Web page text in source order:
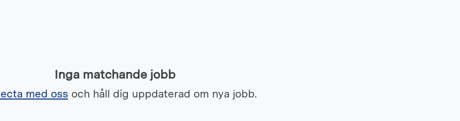
Inga matchande jobb
med oss och håll dig uppdaterad om nya jobb.